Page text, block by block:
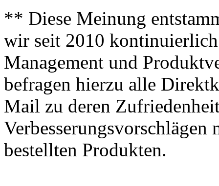
** Diese Meinung
wir seit 2010
Management und
befragen hierzu alle
Mail zu deren
bestellten Produkten.